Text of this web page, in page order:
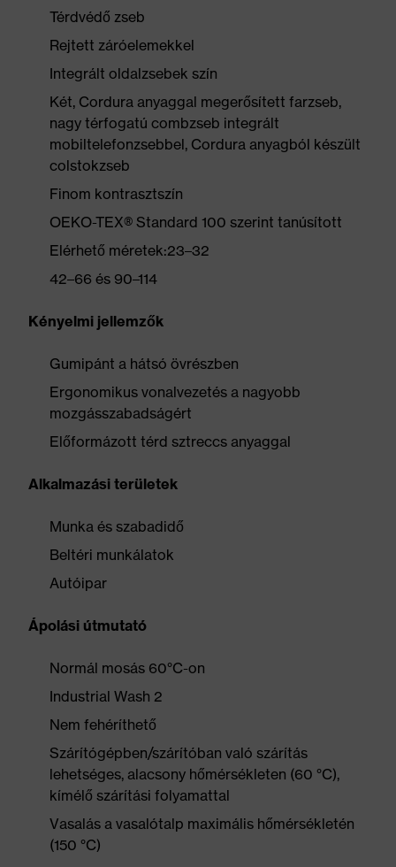
Térdvédő zseb
Rejtett záróelemekkel
Integrált oldalzsebek szín
Két, Cordura anyaggal megerősített farzseb,
nagy térfogatú combzseb integrált
mobiltelefonzsebbel, Cordura anyagból készült
colstokzseb
Finom kontrasztszín
OEKO-TEX® Standard 100 szerint tanúsított
Elérhető méretek:23–32
42–66 és 90–114
Kényelmi jellemzők
Gumipánt a hátsó övrészben
Ergonomikus vonalvezetés a nagyobb
mozgásszabadságért
Előformázott térd sztreccs anyaggal
Alkalmazási területek
Munka és szabadidő
Beltéri munkálatok
Autóipar
Ápolási útmutató
Normál mosás 60°C-on
Industrial Wash 2
Nem fehéríthető
Szárítógépben/szárítóban való szárítás
lehetséges, alacsony hőmérsékleten (60 °C),
kímélő szárítási folyamattal
Vasalás a vasalótalp maximális hőmérsékletén
(150 °C)